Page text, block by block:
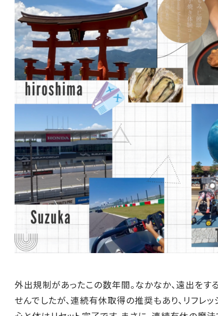
外出規制があったこの数年間。なかなか、遠出をす
せんでしたが、連続有休取得の推奨もあり、リフレ